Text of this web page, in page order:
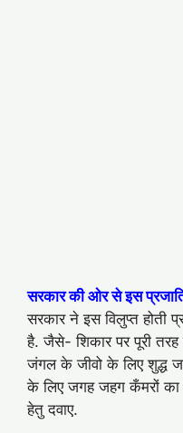
सरकार की ओर से इस
सरकार ने इस विलुप्त होती
है. जैसे- शिकार पर पूरी
जंगल के जीवो के लिए शुद्ध
के लिए जगह जहग कँमरों का
हेतु दवाए.